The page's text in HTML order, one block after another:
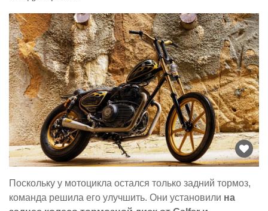
Поскольку у мотоцикла остался только задний тормоз,
команда решила его улучшить. Они установили на